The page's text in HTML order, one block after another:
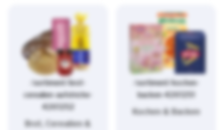
/sortiment/brot-
cerealien-aufstriche-
4261252
Brot, Cerealien &
/sortiment/kochen-
backen-4261251
Kochen & Backen